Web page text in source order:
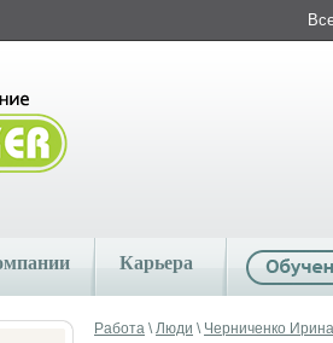
Карьера
Работа \Люди \ Черниченко Ирина